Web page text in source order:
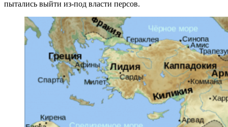
пытались выйти из-под власти персов.